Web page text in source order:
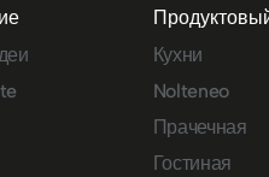
Кухни
Nolteneo
Прачечная
Гостиная